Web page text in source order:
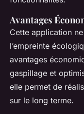
Avantages
Cette application
l’empreinte
avantages
gaspillage et
elle permet de
sur le long terme.